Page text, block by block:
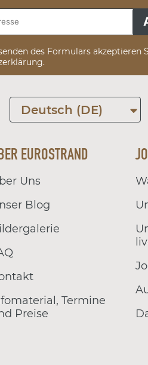
des Formulars akzeptieren
Deutsch (DE)
EUROSTRAND
Uns
Blog
Termine
Preise